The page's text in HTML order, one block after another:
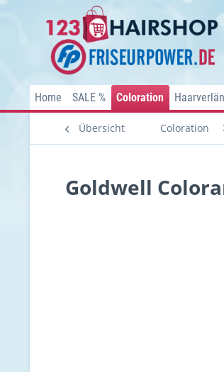
Home SALE % Coloration
Übersicht Coloration
Goldwell